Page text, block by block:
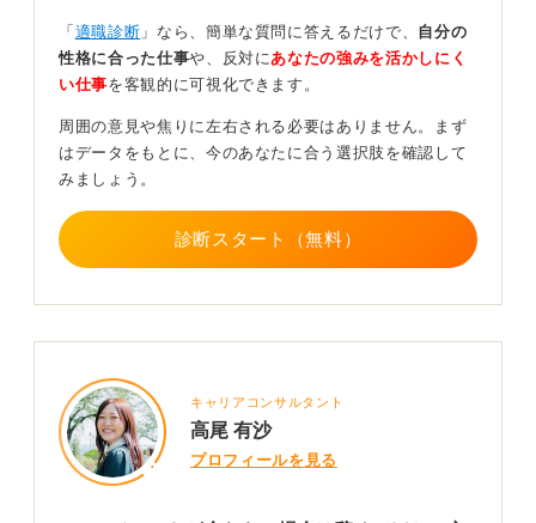
寧に対応しよう
エージェントをやめる際に角が立たないように伝えるに
快な思いをさせないように丁寧に伝えることが大切だと
無言で連絡を絶つなどは社会人としてのマナーに反しま
すので、丁寧に断りを入れることも、一つの勉強だとと
らえましょう。理由は正直に伝えて問題ありません。
「 適職診断 」なら、簡単な質問に答えるだけで、 自分の
性格に合った仕事や、反対に あなたの強みを活かしにく
い仕事を客観的に可視化できます。
周囲の意見や焦りに左右される必要はありません。まず
はデータをもとに、今のあなたに合う選択肢を確認して
みましょう。
診断スタート（無料）
キャリアコンサルタント
高尾 有沙
プロフィールを見る